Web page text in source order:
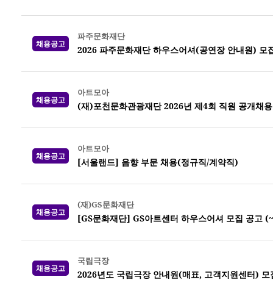
채용공고
파주문화재단
2026 파주문화재단 하우스어셔(공연장 안내원) 모
채용공고
아트모아
(재)포천문화관광재단 2026년 제4회 직원 공개채
채용공고
아트모아
[서울랜드] 음향 부문 채용(정규직/계약직)
채용공고
(재)GS문화재단
[GS문화재단] GS아트센터 하우스어셔 모집 공고
채용공고
국립극장
2026년도 국립극장 안내원(매표, 고객지원센터)